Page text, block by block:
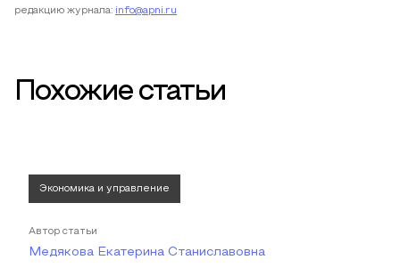
редакцию журнала: info@apni.ru
Похожие статьи
Экономика и управление
Автор статьи
Медякова Екатерина Станиславовна